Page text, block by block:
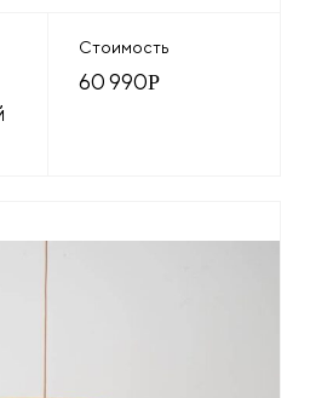
Стоимость
60 990Р